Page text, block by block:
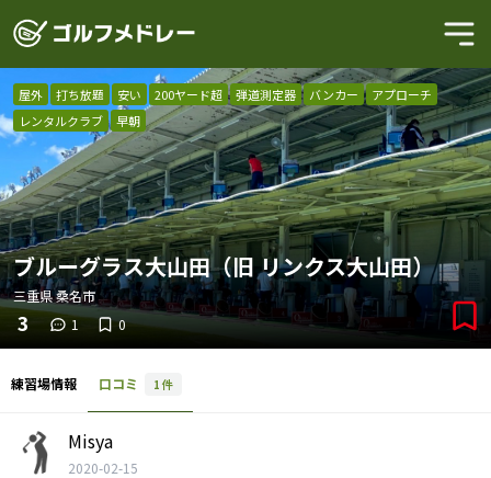
屋外 打ち放題 安い 200ヤード超 弾道測定器 バンカー
アプローチ
レンタルクラブ
早朝
ブルーグラス大山田（旧 リンクス大山田）
三重県桑名市
3 1 0
練習場情報 口コミ 1 件
Misya
2020-02-15